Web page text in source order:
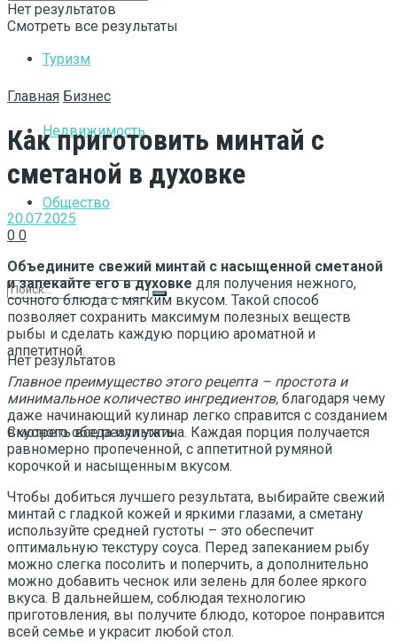
Туризм
Недвижимость
Общество
Нет результатов
Смотреть все результаты
Нет результатов
Смотреть все результаты
Главная Бизнес
Как приготовить минтай с
сметаной в духовке
20.07.2025
0 0
Объедините свежий минтай с насыщенной сметаной
и запекайте его в духовке для получения нежного,
сочного блюда с мягким вкусом. Такой способ
позволяет сохранить максимум полезных веществ
рыбы и сделать каждую порцию ароматной и
аппетитной.
Главное преимущество этого рецепта – простота и
минимальное количество ингредиентов, благодаря чему
даже начинающий кулинар легко справится с созданием
вкусного обеда или ужина. Каждая порция получается
равномерно пропеченной, с аппетитной румяной
корочкой и насыщенным вкусом.
Чтобы добиться лучшего результата, выбирайте свежий
минтай с гладкой кожей и яркими глазами, а сметану
используйте средней густоты – это обеспечит
оптимальную текстуру соуса. Перед запеканием рыбу
можно слегка посолить и поперчить, а дополнительно
можно добавить чеснок или зелень для более яркого
вкуса. В дальнейшем, соблюдая технологию
приготовления, вы получите блюдо, которое понравится
всей семье и украсит любой стол.